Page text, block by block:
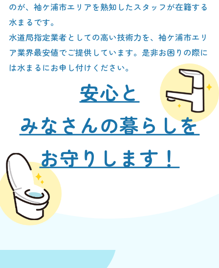
のが、袖ケ浦市エリアを熟知したスタッフが在籍する
水まるです。
水道局指定業者としての高い技術力を、袖ケ浦市エリ
ア業界最安値でご提供しています。是非お困りの際に
は水まるにお申し付けください。
安心と
みなさんの暮らしを
お守りします！